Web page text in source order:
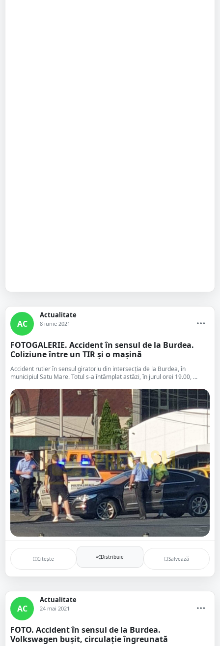
AC
Actualitate
8 iunie 2021
FOTOGALERIE. Accident în sensul de la Burdea.
Coliziune între un TIR și o mașină
Accident rutier în sensul giratoriu din intersecția de la Burdea, în
municipiul Satu Mare. Totul s-a întâmplat astăzi, în jurul orei 19.00, ...
Citește Distribuie Salvează
AC
Actualitate
24 mai 2021
FOTO. Accident în sensul de la Burdea.
Volkswagen bușit, circulație îngreunată